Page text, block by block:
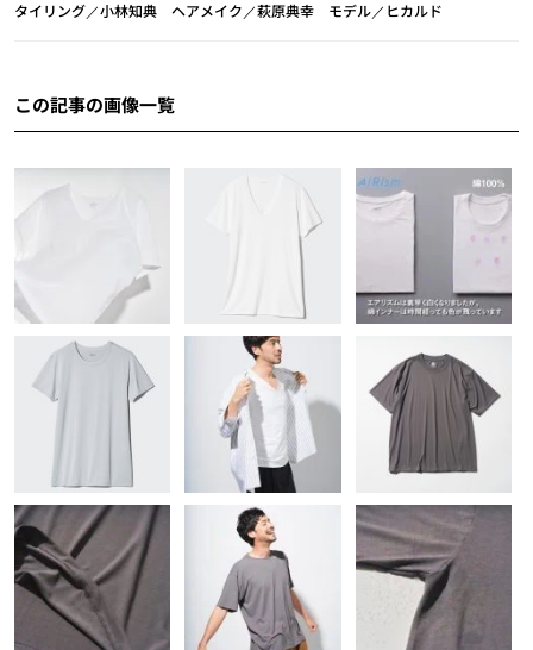
タイリング／小林知典 ヘアメイク／萩原典幸 モデル／ヒカルド
この記事の画像一覧